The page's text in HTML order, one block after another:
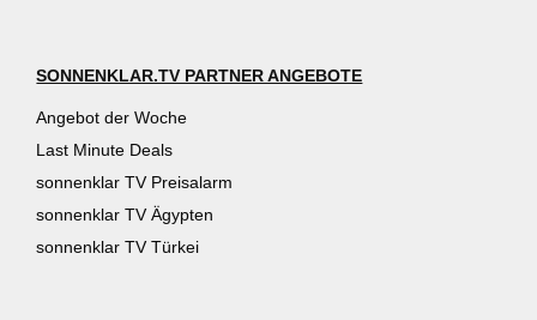
SONNENKLAR.TV PARTNER ANGEBOTE
Angebot der Woche
Last Minute Deals
sonnenklar TV Preisalarm
sonnenklar TV Ägypten
sonnenklar TV Türkei